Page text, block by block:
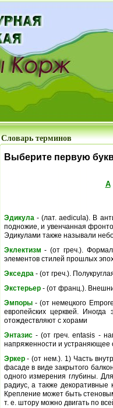
Словарь терминов
Выберите первую
А
Эдикула- (лат. aedicula). В
подножие, и увенчанная
Эдикулами также называли
Эклектизм - (от греч.).
элементов стилей прошлых
Экседра- (от греч.).
Экстерьер- (от франц.).
Эмпоры- (от немецкого
европейских церквей.
отождествляют с хорами
Энтазис- (от греч. entasis -
напряженности и устраняющее
Эркер- (от нем.). 1) Часть
фасаде в виде закрытого
одного измерения глубины.
радиус, а также
Крепление может быть
т. е. штору можно двигать по